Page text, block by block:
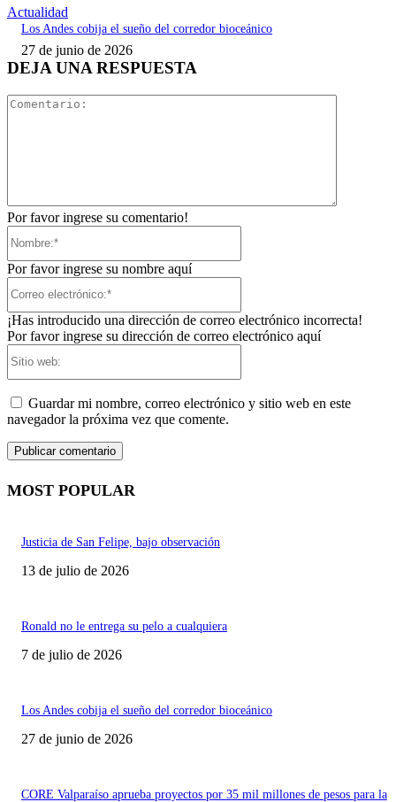
Actualidad
Los Andes cobija el sueño del corredor bioceánico
27 de junio de 2026
DEJA UNA RESPUESTA
Por favor ingrese su comentario!
Por favor ingrese su nombre aquí
¡Has introducido una dirección de correo electrónico incorrecta!
Por favor ingrese su dirección de correo electrónico aquí
Guardar mi nombre, correo electrónico y sitio web en este
navegador la próxima vez que comente.
MOST POPULAR
Justicia de San Felipe, bajo observación
13 de julio de 2026
Ronald no le entrega su pelo a cualquiera
7 de julio de 2026
Los Andes cobija el sueño del corredor bioceánico
27 de junio de 2026
CORE Valparaíso aprueba proyectos por 35 mil millones de pesos para la